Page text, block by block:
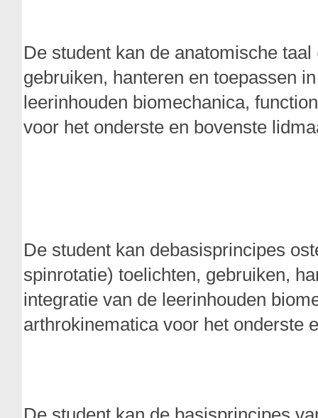
De student kan de anatomische
gebruiken, hanteren en toepassen
leerinhouden biomechanica,
voor het onderste en bovenste
De student kan debasisprincipes
spinrotatie) toelichten, gebruiken,
integratie van de leerinhouden
arthrokinematica voor het onderste